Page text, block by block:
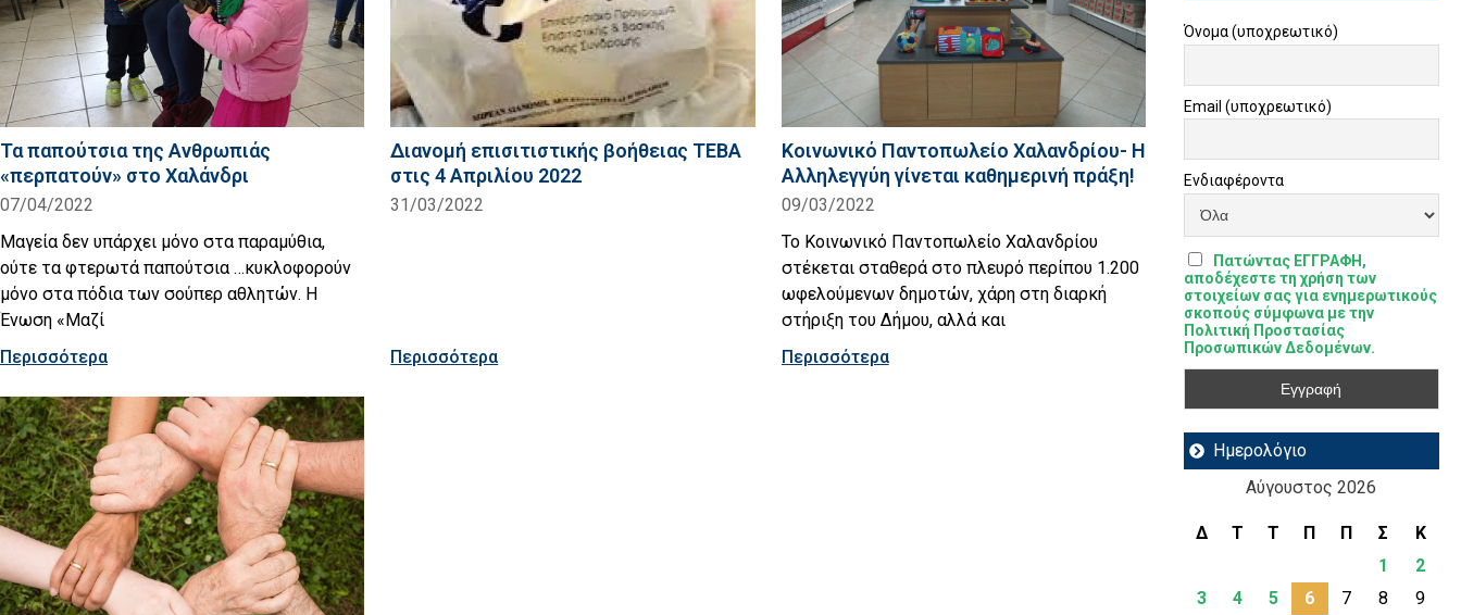
Τα παπούτσια της Ανθρωπιάς
«περπατούν» στο Χαλάνδρι
07/04/2022
Μαγεία δεν υπάρχει μόνο στα παραμύθια,
ούτε τα φτερωτά παπούτσια …κυκλοφορούν
μόνο στα πόδια των σούπερ αθλητών. Η
Ένωση «Μαζί
Περισσότερα
Διανομή επισιτιστικής βοήθειας TEBA
στις 4 Απριλίου 2022
31/03/2022
Περισσότερα
Κοινωνικό Παντοπωλείο Χαλανδρίου- Η
Αλληλεγγύη γίνεται καθημερινή πράξη!
09/03/2022
Το Κοινωνικό Παντοπωλείο Χαλανδρίου
στέκεται σταθερά στο πλευρό περίπου 1.200
ωφελούμενων δημοτών, χάρη στη διαρκή
στήριξη του Δήμου, αλλά και
Περισσότερα
Όνομα (υποχρεωτικό)
Email (υποχρεωτικό)
Ενδιαφέροντα
Πατώντας ΕΓΓΡΑΦΗ,
αποδέχεστε τη χρήση των
στοιχείων σας για ενημερωτικούς
σκοπούς σύμφωνα με την
Πολιτική Προστασίας
Προσωπικών Δεδομένων.
Ημερολόγιο
Αύγουστος 2026
Δ Τ Τ Π Π Σ
Κ
1
2
3
4 5 6 7 8
9